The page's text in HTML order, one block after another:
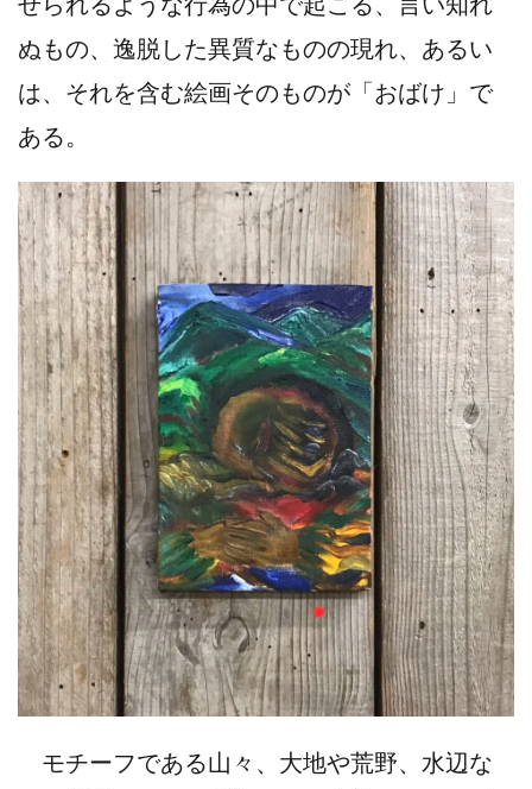
ぬもの、逸脱した異質なものの現れ、あるい
は、それを含む絵画そのものが「おばけ」で
ある。
モチーフである山々、大地や荒野、水辺な